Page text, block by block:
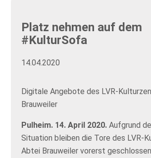
Platz nehmen auf dem
#KulturSofa
14.04.2020
Digitale Angebote des LVR-
Brauweiler
Pulheim. 14. April 2020.Aufgrund
Situation bleiben die Tore des LVR-
Abtei Brauweiler vorerst